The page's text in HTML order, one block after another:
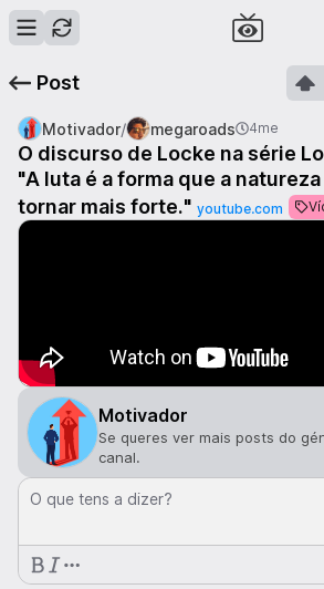
Post
Motivador/ megaroads 4me
O discurso de Locke na série
"A luta é a forma que a
tornar mais forte." youtube.com
Motivador
Se queres ver mais posts do
canal.
O que tens a dizer?